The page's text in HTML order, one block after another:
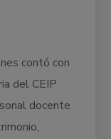
contó con
del CEIP
docente